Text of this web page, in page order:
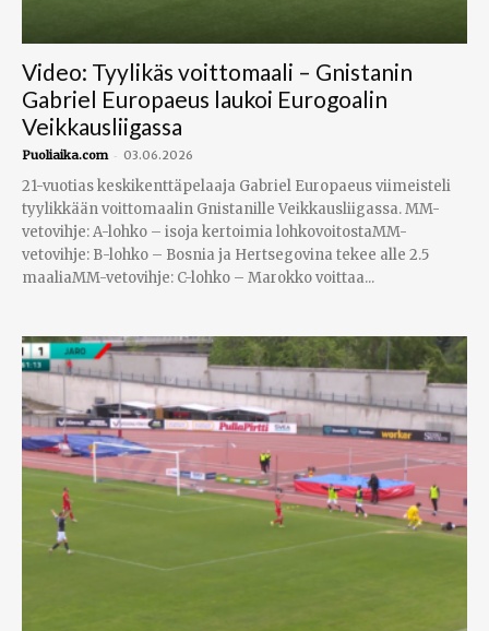
Video: Tyylikäs voittomaali – Gnistanin
Gabriel Europaeus laukoi Eurogoalin
Veikkausliigassa
Puoliaika.com - 03.06.2026
21-vuotias keskikenttäpelaaja Gabriel Europaeus viimeisteli
tyylikkään voittomaalin Gnistanille Veikkausliigassa. MM-
vetovihje: A-lohko – isoja kertoimia lohkovoitostaMM-
vetovihje: B-lohko – Bosnia ja Hertsegovina tekee alle 2.5
maaliaMM-vetovihje: C-lohko – Marokko voittaa...